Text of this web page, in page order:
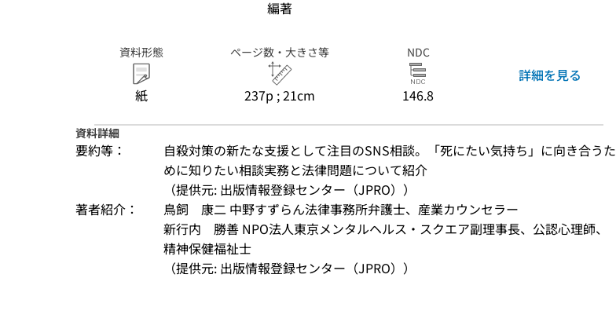
編著
資料形態
紙
ページ数・大きさ等
237p ; 21cm
NDC
146.8
詳細を見る
資料詳細
要約等：
自殺対策の新たな支援として注目のSNS相談。「死にたい気持ち」に向き合うた
めに知りたい相談実務と法律問題について紹介
（提供元: 出版情報登録センター（JPRO））
著者紹介：
鳥飼　康二 中野すずらん法律事務所弁護士、産業カウンセラー
新行内　勝善 NPO法人東京メンタルヘルス・スクエア副理事長、公認心理師、
精神保健福祉士
（提供元: 出版情報登録センター（JPRO））